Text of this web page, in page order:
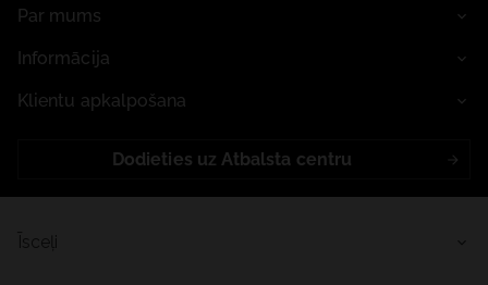
Par mums
Informācija
Klientu apkalpošana
Dodieties uz Atbalsta centru